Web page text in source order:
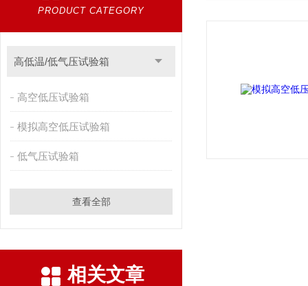
PRODUCT CATEGORY
高低温/低气压试验箱
高空低压试验箱
模拟高空低压试验箱
低气压试验箱
查看全部
相关文章